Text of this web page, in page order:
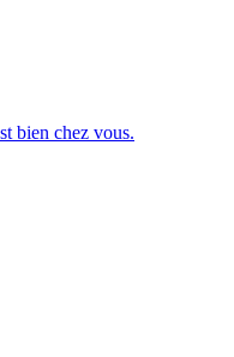
bien chez vous.